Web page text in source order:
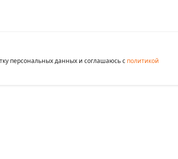
персональных данных и соглашаюсь c политикой